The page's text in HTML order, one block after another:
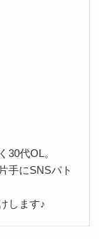
30代OL。
手にSNSパト
します♪